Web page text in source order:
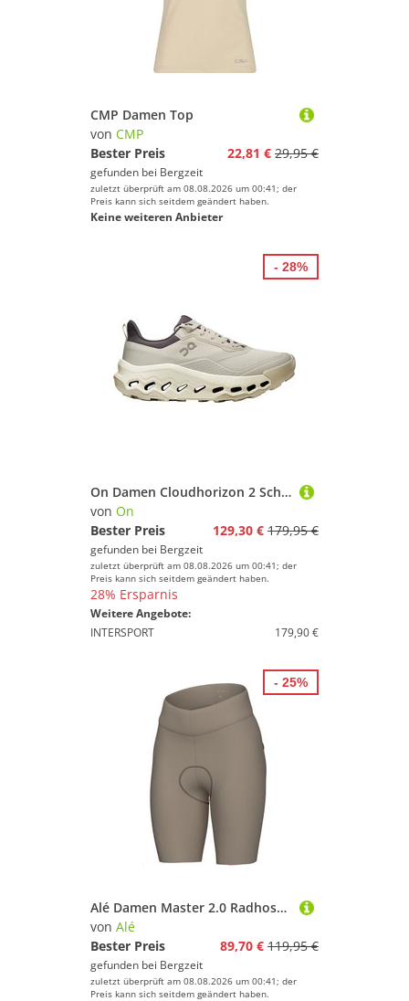
CMP Damen Top
von CMP
Bester Preis
22,81 € 29,95 €
gefunden bei Bergzeit
zuletzt überprüft am 08.08.2026 um 00:41; der
Preis kann sich seitdem geändert haben.
Keine weiteren Anbieter
On Damen Cloudhorizon 2 Schuhe
von On
Bester Preis
129,30 € 179,95 €
gefunden bei Bergzeit
zuletzt überprüft am 08.08.2026 um 00:41; der
Preis kann sich seitdem geändert haben.
28% Ersparnis
Weitere Angebote:
INTERSPORT
179,90 €
- 28%
Alé Damen Master 2.0 Radhose kurz
von Alé
Bester Preis
89,70 € 119,95 €
gefunden bei Bergzeit
zuletzt überprüft am 08.08.2026 um 00:41; der
Preis kann sich seitdem geändert haben.
- 25%